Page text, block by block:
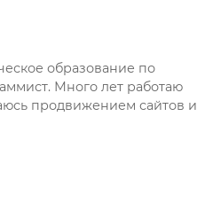
образование по
Много лет работаю
продвижением сайтов и